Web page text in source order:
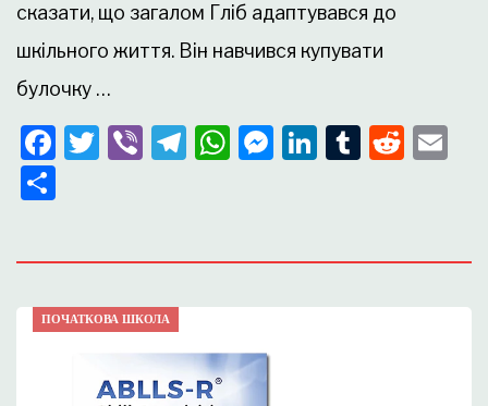
сказати, що загалом Гліб адаптувався до
шкільного життя. Він навчився купувати
булочку …
Facebook
Twitter
ViberTelegram
WhatsApp
Messenger
LinkedIn
Tumblr
ПОЧАТКОВА ШКОЛА